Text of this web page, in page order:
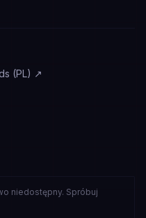
(PL) ↗
niedostępny. Spróbuj